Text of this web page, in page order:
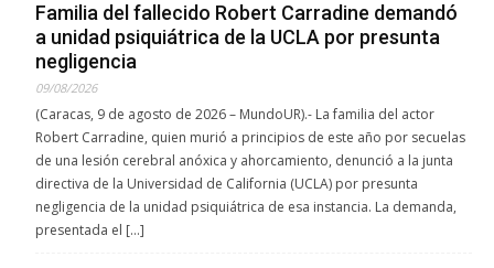
Familia del fallecido Robert Carradine demandó
a unidad psiquiátrica de la UCLA por presunta
negligencia
09/08/2026
(Caracas, 9 de agosto de 2026 – MundoUR).- La familia del actor
Robert Carradine, quien murió a principios de este año por secuelas
de una lesión cerebral anóxica y ahorcamiento, denunció a la junta
directiva de la Universidad de California (UCLA) por presunta
negligencia de la unidad psiquiátrica de esa instancia. La demanda,
presentada el […]